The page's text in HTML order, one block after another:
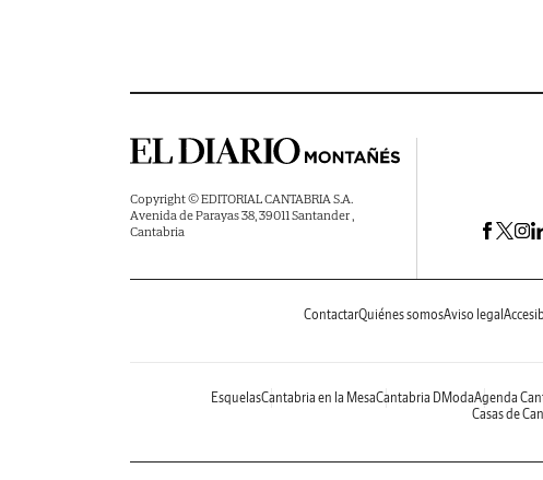
Copyright © EDITORIAL CANTABRIA S.A.
Avenida de Parayas 38, 39011 Santander ,
Cantabria
ContactarQuiénes somosAviso legal
EsquelasCantabria en la MesaCantabria DModaAgenda
Casas de